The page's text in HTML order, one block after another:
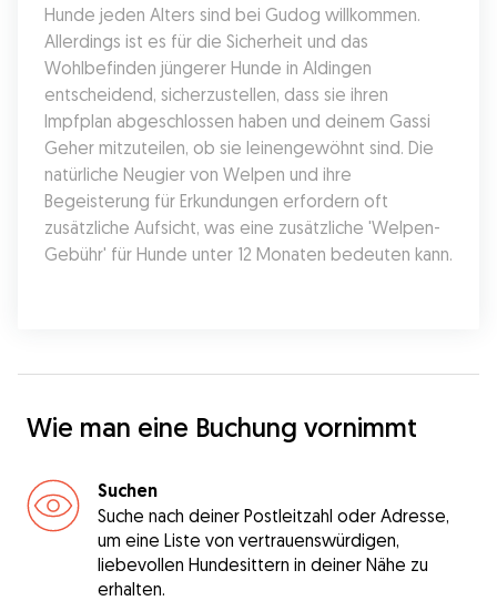
Hunde jeden Alters sind bei Gudog willkommen.
Allerdings ist es für die Sicherheit und das
Wohlbefinden jüngerer Hunde in Aldingen
entscheidend, sicherzustellen, dass sie ihren
Impfplan abgeschlossen haben und deinem Gassi
Geher mitzuteilen, ob sie leinengewöhnt sind. Die
natürliche Neugier von Welpen und ihre
Begeisterung für Erkundungen erfordern oft
zusätzliche Aufsicht, was eine zusätzliche 'Welpen-
Gebühr' für Hunde unter 12 Monaten bedeuten kann.
Wie man eine Buchung vornimmt
Suchen
Suche nach deiner Postleitzahl oder Adresse,
um eine Liste von vertrauenswürdigen,
liebevollen Hundesittern in deiner Nähe zu
erhalten.